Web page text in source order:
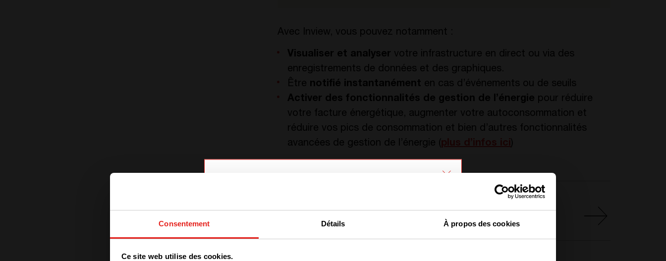
Consentement Détails À propos des cookies
Ce site web utilise des cookies.
Avec Inview, vous pouvez notamment :
Visualiser et analyser votre infrastructure en direct ou via des
enregistrements de données et des graphiques.
Être notifié instantanément en cas d’événements ou de seuils
Activer des fonctionnalités de gestion de l’énergie pour réduire
votre facture énergétique, augmenter votre autoconsommation et
réduire vos pics de consommation et bien d’autres fonctionnalités
avancées de gestion de l’énergie (
)
CLIQUEZ SUR LE LIEN POUR TESTER NOTRE ÉMULATEUR INVIEW!
Envie d'essayer ?
from another region. Please choose